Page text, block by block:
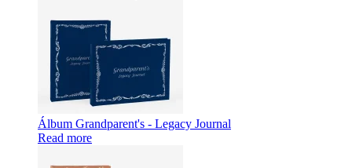
Álbum Grandparent's - Legacy Journal
Read more